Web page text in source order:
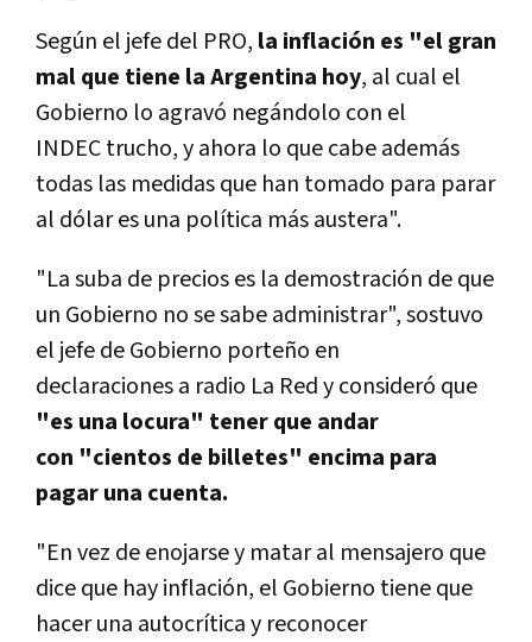
Según el jefe del PRO, la inflación es "el gran
mal que tiene la Argentina hoy, al cual el
Gobierno lo agravó negándolo con el
INDEC trucho, y ahora lo que cabe además
todas las medidas que han tomado para parar
al dólar es una política más austera".
"La suba de precios es la demostración de que
un Gobierno no se sabe administrar", sostuvo
el jefe de Gobierno porteño en
declaraciones a radio La Red y consideró que
"es una locura" tener que andar
con "cientos de billetes" encima para
pagar una cuenta.
"En vez de enojarse y matar al mensajero que
dice que hay inflación, el Gobierno tiene que
hacer una autocrítica y reconocer